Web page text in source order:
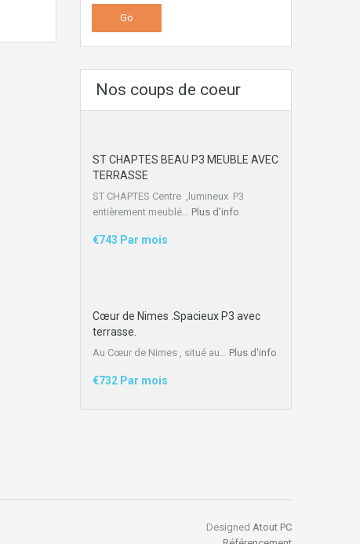
Nos coups de coeur
ST CHAPTES BEAU P3 MEUBLE AVEC
TERRASSE
ST CHAPTES Centre ,lumineux P3
entièrement meublé… Plus d'info
€743 Par mois
Cœur de Nimes .Spacieux P3 avec
terrasse.
Au Cœur de Nimes , situé au… Plus d'info
€732 Par mois
Designed Atout PC